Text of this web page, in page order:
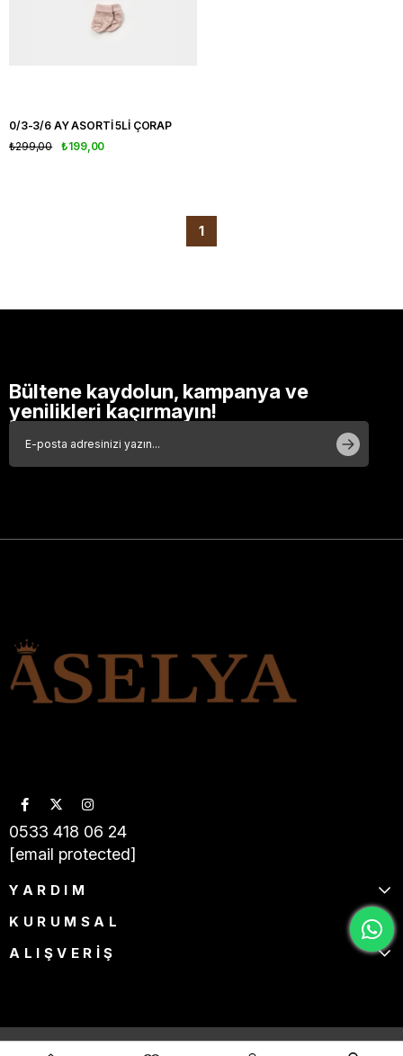
0/3-3/6 AY ASORTİ 5Lİ ÇORAP
₺199,00
₺299,00
1
Bültene kaydolun, kampanya ve
yenilikleri kaçırmayın!
0533 418 06 24
[email protected]
YARDIM
KURUMSAL
ALIŞVERİŞ